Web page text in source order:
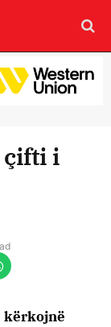
çifti i
kërkojnë